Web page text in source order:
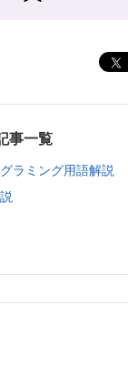
事一覧
ラミング用語解説